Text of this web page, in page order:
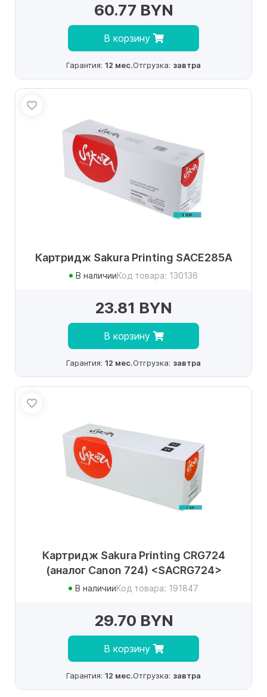
60.77 BYN
В корзину
Гарантия: 12 мес.Отгрузка: завтра
Картридж Sakura Printing SACE285A
В наличииКод товара: 130136
23.81 BYN
В корзину
Гарантия: 12 мес.Отгрузка: завтра
Картридж Sakura Printing CRG724
(аналог Canon 724) <SACRG724>
В наличииКод товара: 191847
29.70 BYN
В корзину
Гарантия: 12 мес.Отгрузка: завтра